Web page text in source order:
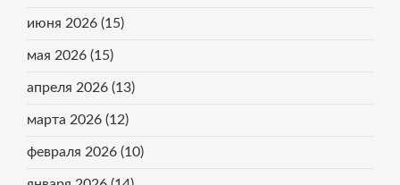
июня 2026 (15)
мая 2026 (15)
апреля 2026 (13)
марта 2026 (12)
февраля 2026 (10)